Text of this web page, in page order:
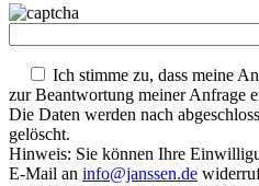
Ich stimme zu, dass meine
zur Beantwortung meiner Anfrage
Die Daten werden nach
gelöscht.
Hinweis: Sie können Ihre
E-Mail an info@janssen.de